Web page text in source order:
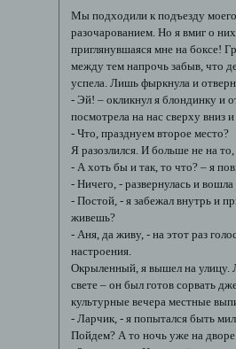
Мы подходили к подъезду
разочарованием. Но я вмиг о
приглянувшаяся мне на боксе!
между тем напрочь забыв, что
успела. Лишь фыркнула и
- Эй! – окликнул я блондинку и
посмотрела на нас сверху вниз
- Что, празднуем второе место?
Я разозлился. И больше не на
- А хоть бы и так, то что? – я
- Ничего, - развернулась и
- Постой, - я забежал внутрь и
живешь?
- Аня, да живу, - на этот раз
настроения.
Окрыленный, я вышел на улицу.
свете – он был готов сорвать
культурные вечера местные
- Ларчик, - я попытался быть
Пойдем? А то ночь уже на